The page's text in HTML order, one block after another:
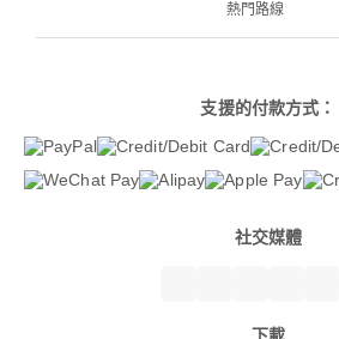
熱門路線
支援的付款方式：
社交媒體